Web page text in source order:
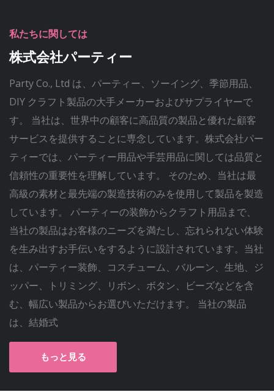
私たちに関しては
株式会社パーティー
Party Co., Ltd は、パーティー、ソーイング、季節用品、
DIY クラフト製品の大手メーカーおよびサプライヤーで
す。 当社は、世界中の顧客に高品質の製品と優れた顧客
サービスを提供することに専念しています。株式会社パー
ティーでは、パーティー用品や手芸用品に関しては品質と
信頼性の重要性を理解しています。 そのため、当社は最
高級の素材と最先端の製造技術のみを使用して製品を製造
しています。 パーティーの装飾からクラフト用品まで、
当社の製品はお客様のニーズを満たし、忘れられない体験
を生み出すお手伝いをするように設計されています。当社
は、パーティー装飾、コスチューム、バルーン、生地、ジ
ッパー、トリミング、リボン、ボタン、ビーズなどを含
む、幅広い製品からお選びいただけます。 当社の製品
は、結婚式
もっと見る